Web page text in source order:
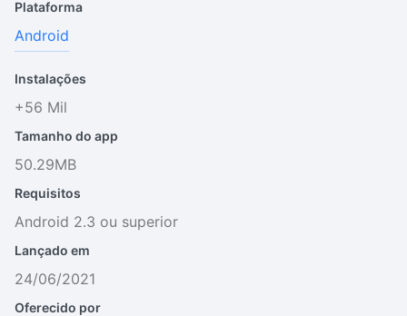
Plataforma
Android
Instalações
+56 Mil
Tamanho do app
50.29MB
Requisitos
Android 2.3 ou superior
Lançado em
24/06/2021
Oferecido por